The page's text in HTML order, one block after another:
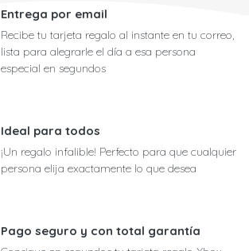
Entrega por email
Recibe tu tarjeta regalo al instante en tu correo,
lista para alegrarle el día a esa persona
especial en segundos
Ideal para todos
¡Un regalo infalible! Perfecto para que cualquier
persona elija exactamente lo que desea
Pago seguro y con total garantía